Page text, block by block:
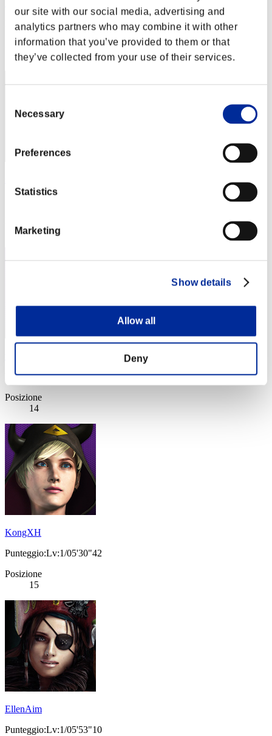
our site with our social media, advertising and
analytics partners who may combine it with other
information that you’ve provided to them or that
they’ve collected from your use of their services.
Selection
Necessary
Preferences
Statistics
Marketing
Show details
Allow all
Deny
Punteggio:Lv:1/04'32"81
Posizione
12
13
Punteggio:Lv:1/04'48"00
Posizione
14
KongXH
Punteggio:Lv:1/05'30"42
Posizione
15
EllenAim
Punteggio:Lv:1/05'53"10